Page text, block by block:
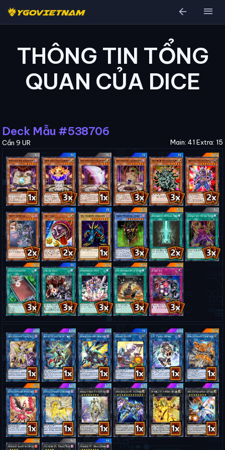
arrow_back menu
THÔNG TIN TỔNG
QUAN CỦA DICE
Deck Mẫu #538706
Cần 9 UR Main: 41 Extra: 15